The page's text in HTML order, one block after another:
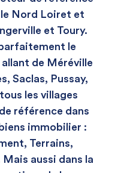
le Nord Loiret et
et Toury.
le
de Méréville
Saclas, Pussay,
les villages
référence dans
immobilier :
Terrains,
aussi dans la